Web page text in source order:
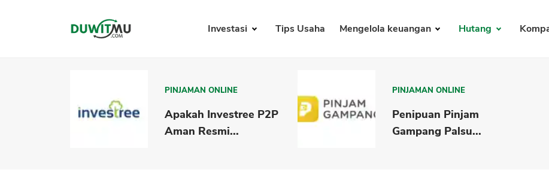
Investasi Tips Usaha Mengelola keuangan Hutang
PINJAMAN ONLINE
Apakah Investree P2P
Aman Resmi...
PINJAMAN ONLINE
Penipuan Pinjam
Gampang Palsu...